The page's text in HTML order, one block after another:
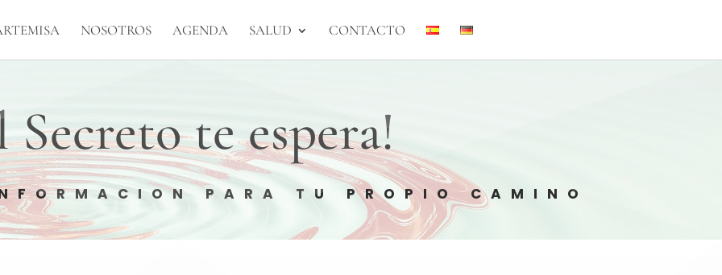
NOSOTROS AGENDA SALUD CONTACTO
Secreto te espera!
PARA TU PROPIO CAMINO